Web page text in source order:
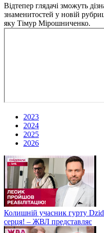
Відтепер глядачі зможуть
знаменитостей у новій
яку Тімур Мірошниченко.
2023
2024
2025
2026
Колишній учасник гурту
серця! – ЖВЛ представляє